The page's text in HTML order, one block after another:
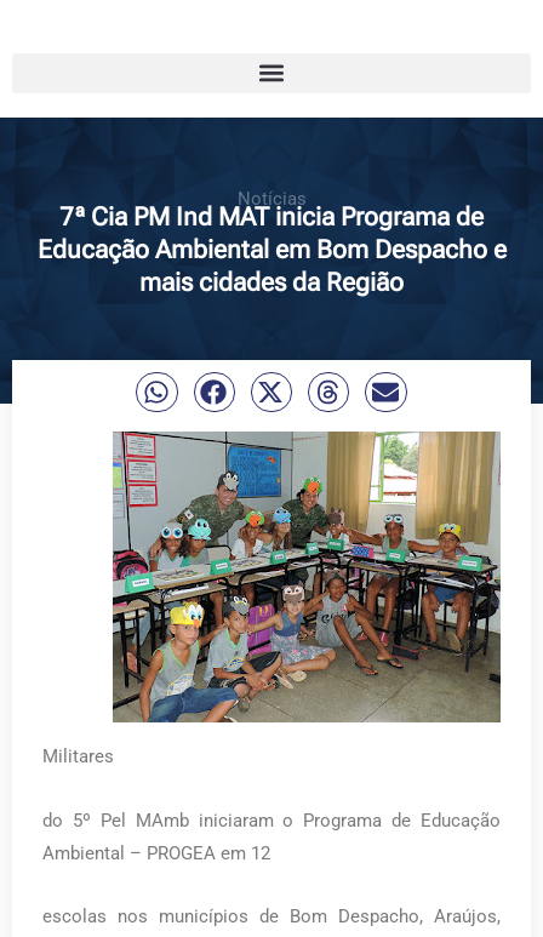
Notícias
7ª Cia PM Ind MAT inicia Programa de
Educação Ambiental em Bom Despacho e
mais cidades da Região
Militares
do 5º Pel MAmb iniciaram o Programa de Educação
Ambiental – PROGEA em 12
escolas nos municípios de Bom Despacho, Araújos,